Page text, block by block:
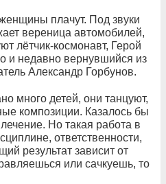
плачут. Под звуки
вереница автомобилей,
лётчик-космонавт, Герой
и недавно вернувшийся из
Александр Горбунов.
много детей, они танцуют,
композиции. Казалось бы
Но такая работа в
ответственности,
результат зависит от
или сачкуешь, то